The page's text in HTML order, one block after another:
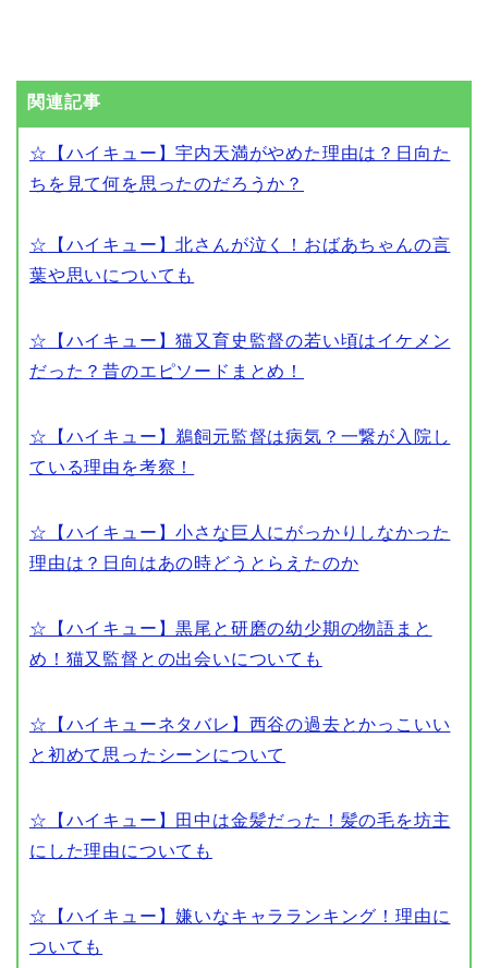
関連記事
☆【ハイキュー】宇内天満がやめた理由は？日向た
ちを見て何を思ったのだろうか？
☆
【ハイキュー】北さんが泣く！おばあちゃんの言
葉や思いについても
☆
【ハイキュー】猫又育史監督の若い頃はイケメン
だった？昔のエピソードまとめ！
☆
【ハイキュー】鵜飼元監督は病気？一繋が入院し
ている理由を考察！
☆【 ハイキュー】小さな巨人にがっかりしなかった
理由は？日向はあの時どうとらえたのか
☆【 ハイキュー】黒尾と研磨の幼少期の物語まと
め！猫又監督との出会いについても
☆
【ハイキューネタバレ】西谷の過去とかっこいい
と初めて思ったシーンについて
☆
【ハイキュー】田中は金髪だった！髪の毛を坊主
にした理由についても
☆
【ハイキュー】嫌いなキャラランキング！理由に
ついても